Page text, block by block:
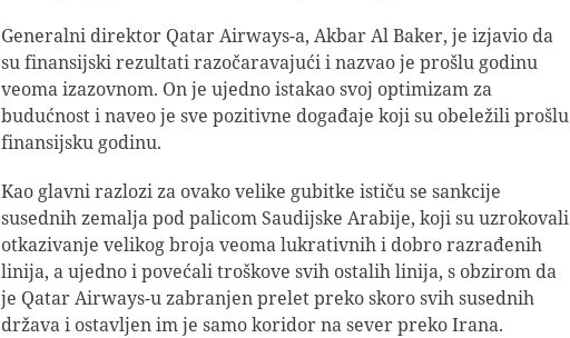
Generalni direktor Qatar Airways-a, Akbar Al Baker, je izjavio da
su finansijski rezultati razočaravajući i nazvao je prošlu godinu
veoma izazovnom. On je ujedno istakao svoj optimizam za
budućnost i naveo je sve pozitivne događaje koji su obeležili prošlu
finansijsku godinu.
Kao glavni razlozi za ovako velike gubitke ističu se sankcije
susednih zemalja pod palicom Saudijske Arabije, koji su uzrokovali
otkazivanje velikog broja veoma lukrativnih i dobro razrađenih
linija, a ujedno i povećali troškove svih ostalih linija, s obzirom da
je Qatar Airways-u zabranjen prelet preko skoro svih susednih
država i ostavljen im je samo koridor na sever preko Irana.